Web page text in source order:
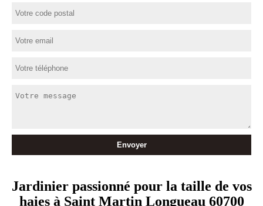
Jardinier passionné pour la taille de vos
haies à Saint Martin Longueau 60700